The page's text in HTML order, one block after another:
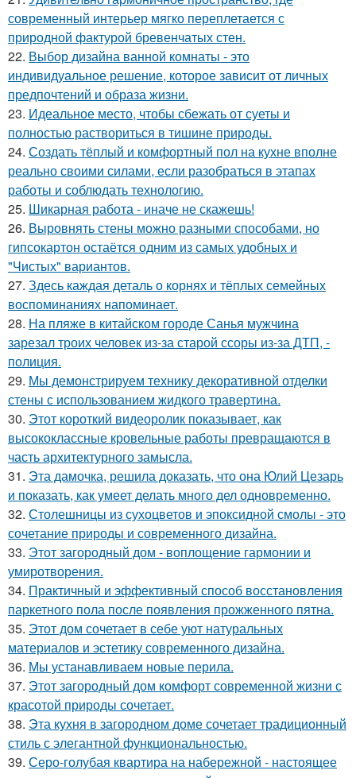
современный интерьер мягко переплетается с
природной фактурой бревенчатых стен.
22. Выбор дизайна ванной комнаты - это
индивидуальное решение, которое зависит от личных
предпочтений и образа жизни.
23. Идеальное место, чтобы сбежать от суеты и
полностью раствориться в тишине природы.
24. Создать тёплый и комфортный пол на кухне вполне
реально своими силами, если разобраться в этапах
работы и соблюдать технологию.
25. Шикарная работа - иначе не скажешь!
26. Выровнять стены можно разными способами, но
гипсокартон остаётся одним из самых удобных и
"Чистых" вариантов.
27. Здесь каждая деталь о корнях и тёплых семейных
воспоминаниях напоминает.
28. На пляже в китайском городе Санья мужчина
зарезал троих человек из-за старой ссоры из-за ДТП, -
полиция.
29. Мы демонстрируем технику декоративной отделки
стены с использованием жидкого травертина.
30. Этот короткий видеоролик показывает, как
высококлассные кровельные работы превращаются в
часть архитектурного замысла.
31. Эта дамочка, решила доказать, что она Юлий Цезарь
и показать, как умеет делать много дел одновременно.
32. Столешницы из сухоцветов и эпоксидной смолы - это
сочетание природы и современного дизайна.
33. Этот загородный дом - воплощение гармонии и
умиротворения.
34. Практичный и эффективный способ восстановления
паркетного пола после появления прожженного пятна.
35. Этот дом сочетает в себе уют натуральных
материалов и эстетику современного дизайна.
36. Мы устанавливаем новые перила.
37. Этот загородный дом комфорт современной жизни с
красотой природы сочетает.
38. Эта кухня в загородном доме сочетает традиционный
стиль с элегантной функциональностью.
39. Серо-голубая квартира на набережной - настоящее